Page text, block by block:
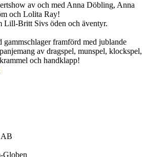
av och med Anna Döbling, Anna
och Lolita Ray!
Lill-Britt Sivs öden och äventyr.
gammschlager framförd med jublande
av dragspel, munspel, klockspel,
och handklapp!
AB
Globen